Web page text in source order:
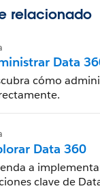
relacionado
Data
cómo
Data 360
a
clave de